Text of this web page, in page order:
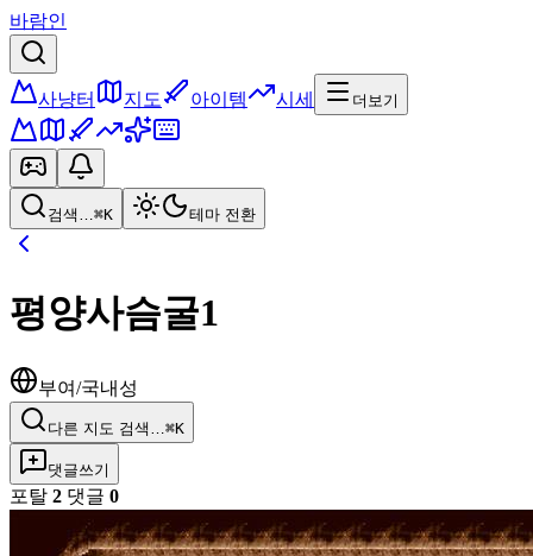
바람인
사냥터 지도 아이템 시세 더보기
검색…⌘K 테마 전환
평양사슴굴1
부여/국내성
다른 지도 검색… ⌘K
댓글쓰기
포탈 2 댓글 0